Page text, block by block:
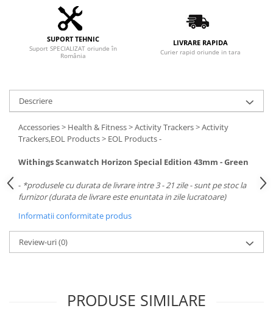
Componente PC
Placi de Baza
Placi Video
Memorii
Hard Disc-uri
Carcase
Surse
Servere & Componente
Componente Server
SUPORT TEHNIC
Suport SPECIALIZAT oriunde în
România
LIVRARE RAPIDA
Curier rapid oriunde in tara
Descriere
Accessories > Health & Fitness > Activity Trackers > Activity
Trackers,EOL Products > EOL Products -
Withings Scanwatch Horizon Special Edition 43mm - Green
- *produsele cu durata de livrare intre 3 - 21 zile - sunt pe stoc la
furnizor (durata de livrare este enuntata in zile lucratoare)
Informatii conformitate produs
Review-uri(0)
PRODUSE SIMILARE